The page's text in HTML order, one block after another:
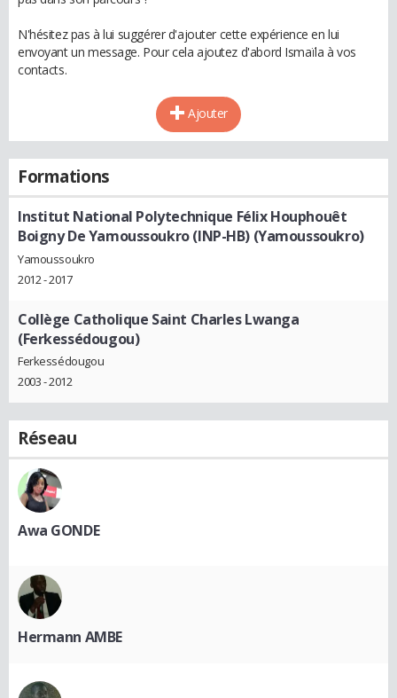
N'hésitez pas à lui suggérer d'ajouter cette expérience en lui
envoyant un message. Pour cela ajoutez d'abord Ismaïla à vos
contacts.
Ajouter
Formations
Institut National Polytechnique Félix Houphouêt
Boigny De Yamoussoukro (INP-HB) (Yamoussoukro)
Yamoussoukro
2012 - 2017
Collège Catholique Saint Charles Lwanga
(Ferkessédougou)
Ferkessédougou
2003 - 2012
Réseau
Awa GONDE
Hermann AMBE